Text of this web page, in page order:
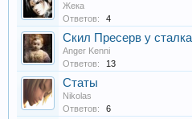
Жека
Ответов:
4
Скил Пресерв у сталка
Anger Kenni
Ответов:
13
Статы
Nikolas
Ответов:
6